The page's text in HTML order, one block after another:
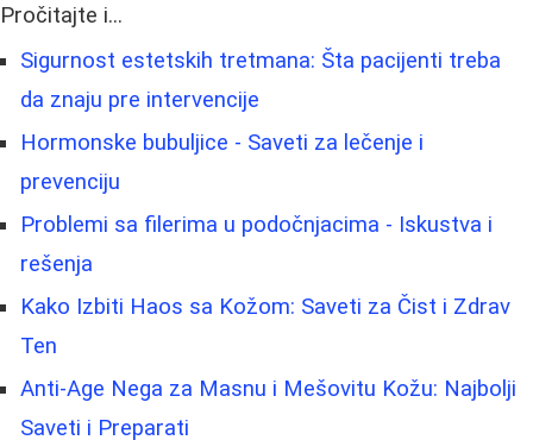
Pročitajte i...
Sigurnost estetskih tretmana: Šta pacijenti treba
da znaju pre intervencije
Hormonske bubuljice - Saveti za lečenje i
prevenciju
Problemi sa filerima u podočnjacima - Iskustva i
rešenja
Kako Izbiti Haos sa Kožom: Saveti za Čist i Zdrav
Ten
Anti-Age Nega za Masnu i Mešovitu Kožu: Najbolji
Saveti i Preparati